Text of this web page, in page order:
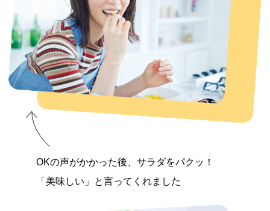
OKの声がかかった後、サラダをパクッ！
「美味しい」と言ってくれました